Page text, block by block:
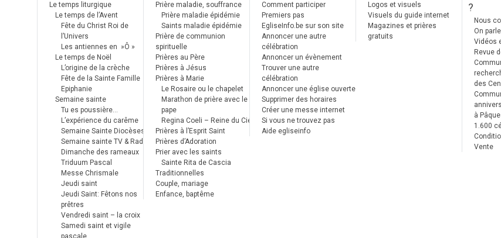
Le temps liturgique
Le temps de l’Avent
Fête du Christ Roi de
l’Univers
Les antiennes en »Ô »
Le temps de Noël
L’origine de la crèche
Fête de la Sainte Famille
Epiphanie
Semaine sainte
Tu es poussière…
L’expérience du carême
Semaine Sainte Diocèses
Semaine sainte TV & Radio
Dimanche des rameaux
Triduum Pascal
Messe Chrismale
Jeudi saint
Jeudi Saint: Fêtons nos
prêtres
Vendredi saint – la croix
Samedi saint et vigile
pascale
Prière maladie, souffrance
Prière maladie épidémie
Saints maladie épidémie
Prière de communion
spirituelle
Prières au Père
Prières à Jésus
Prières à Marie
Le Rosaire ou le chapelet
Marathon de prière avec le
pape
Regina Coeli – Reine du Ciel
Prières à l’Esprit Saint
Prières d’Adoration
Prier avec les saints
Sainte Rita de Cascia
Traditionnelles
Couple, mariage
Enfance, baptême
Comment participer
Premiers pas
EgliseInfo.be sur son site
Annoncer une autre
célébration
Annoncer un évènement
Trouver une autre
célébration
Annoncer une église ouverte
Supprimer des horaires
Créer une messe internet
Si vous ne trouvez pas
Aide egliseinfo
Logos et visuels
Visuels du guide internet
Magazines et prières
gratuits
?
Nous
On
Vidéos
Revue
des
à
1.600
Vente